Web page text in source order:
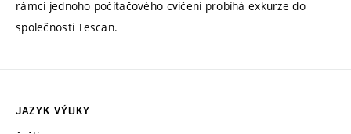
rámci jednoho počítačového cvičení probíhá exkurze do
společnosti Tescan.
JAZYK VÝUKY